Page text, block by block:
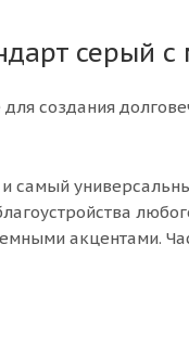
серый
создания
самый
акцентами.